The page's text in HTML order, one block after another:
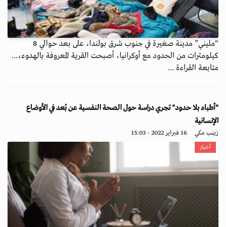
“مليني” مدينة صغيرة في جنوب شرق بولندا، على بعد حوالي 8
كيلومترات من الحدود مع أوكرانيا، أصبحت القرية المعروفة بالهدوء،...
متابعة القراءة ...
"أطباء بلا حدود" تجري دراسة حول الصحة النفسية عن بُعد في الأوضاع
الإنسانية
زينب مكي 16 فبراير 2022 - 15:03
أخبار